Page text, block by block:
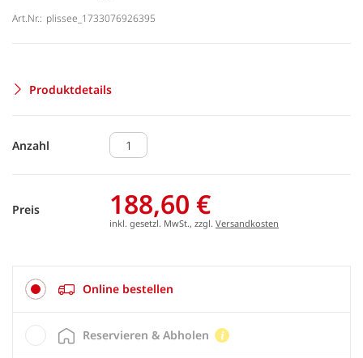
Art.Nr.: plissee_1733076926395
Produktdetails
Anzahl
Preis 188,60 €
inkl. gesetzl. MwSt., zzgl. Versandkosten
Online bestellen
Reservieren & Abholen